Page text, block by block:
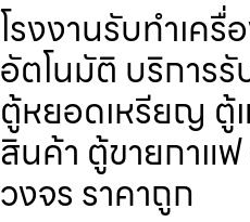
โรงงานรับทำเค
อัตโนมัติ บริการ
ตู้หยอดเหรียญ ตู้
สินค้า ตู้ขายกาแ
วงจร ราคาถูก